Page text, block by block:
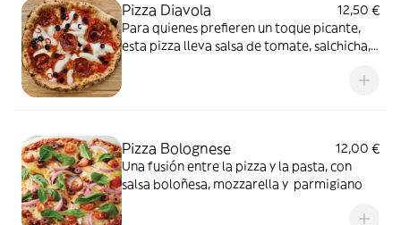
Pizza Diavola
12,50 €
Para quienes prefieren un toque picante,
esta pizza lleva salsa de tomate, salchicha,
Pizza Bolognese
12,00 €
Una fusión entre la pizza y la pasta, con
salsa boloñesa, mozzarella y parmigiano